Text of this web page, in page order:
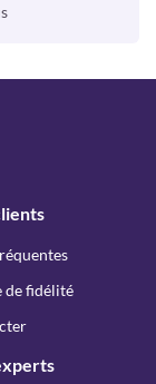
de fidélité